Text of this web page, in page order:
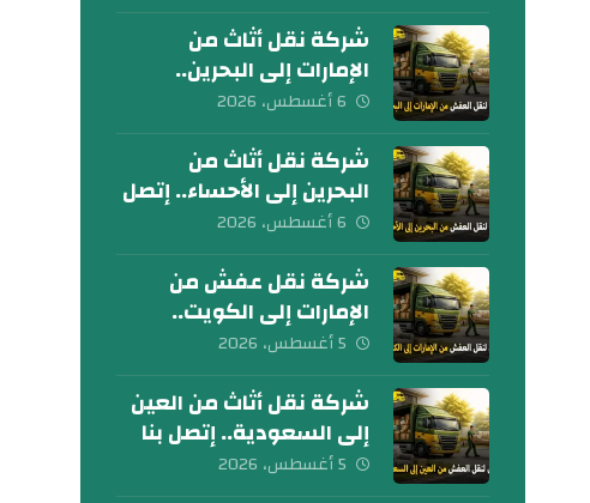
شركة نقل أثاث من
الإمارات إلى البحرين..
كلمنا الآن
6 أغسطس، 2026
شركة نقل أثاث من
البحرين إلى الأحساء.. إتصل
بنا الآن
6 أغسطس، 2026
شركة نقل عفش من
الإمارات إلى الكويت..
تواصل معنا الآن
5 أغسطس، 2026
شركة نقل أثاث من العين
إلى السعودية.. إتصل بنا
اليوم
5 أغسطس، 2026